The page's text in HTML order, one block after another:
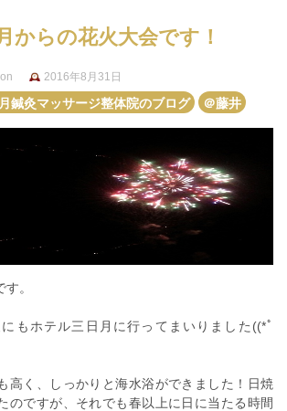
からの花火大会です！
2016年8月31日
鍼灸マッサージ整体院のブログ ＠藤井
。
もホテル三日月に行ってまいりました((*ﾟ
高く、しっかりと海水浴ができました！日焼
のですが、それでも春以上に日に当たる時間